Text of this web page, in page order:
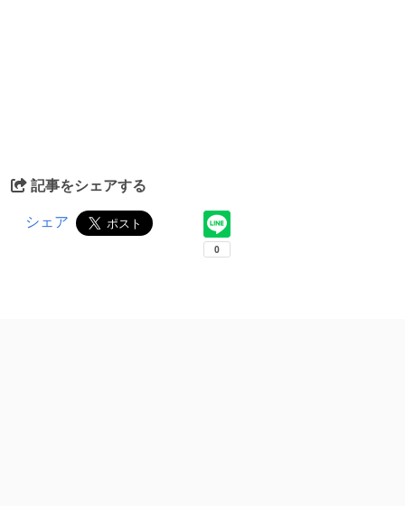
記事をシェアする
シェア